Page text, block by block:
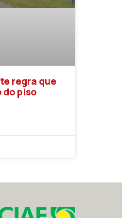
regra que
do piso